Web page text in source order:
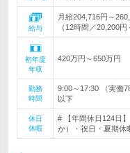
給与
月給204,716円～
（12時間／20,200
初年度
年収
420万円～650万円
勤務
時間
9:00～17:30 （実働
以下
休日
休暇
# 【年間休日124日
か）・祝日・夏期休